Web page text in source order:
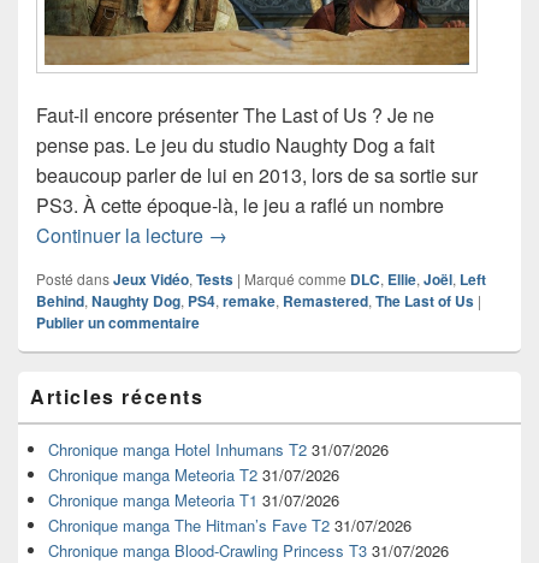
Faut-il encore présenter The Last of Us ? Je ne
pense pas. Le jeu du studio Naughty Dog a fait
beaucoup parler de lui en 2013, lors de sa sortie sur
PS3. À cette époque-là, le jeu a raflé un nombre
Continuer la lecture Test de The Last of Us Remastered
→
Posté dansJeux Vidéo, Tests | Marqué comme DLC, Ellie, Joël, Left
Behind, Naughty Dog, PS4, remake, Remastered, The Last of Us |
Publier un commentaire
principale
de
widget
pour
barre
latérale
Articles récents
Chronique manga Hotel Inhumans T2 31/07/2026
Chronique manga Meteoria T2 31/07/2026
Chronique manga Meteoria T1 31/07/2026
Chronique manga The Hitman’s Fave T2 31/07/2026
Chronique manga Blood-Crawling Princess T3 31/07/2026